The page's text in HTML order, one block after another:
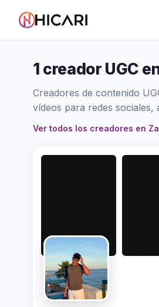
1 creador UGC
Creadores de contenido
vídeos para redes sociales,
Ver todos los creadores en